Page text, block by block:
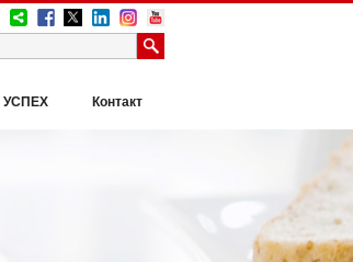
УСПЕХ Контакт